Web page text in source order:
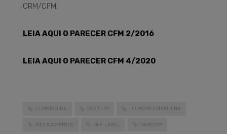
CRM/CFM.
LEIA AQUI O PARECER CFM 2/2016
LEIA AQUI O PARECER CFM 4/2020
CLOROQUINA COVID-19 HIDROXICLOROQUINA
MEDICAMENTOS OFF LABEL PARECER